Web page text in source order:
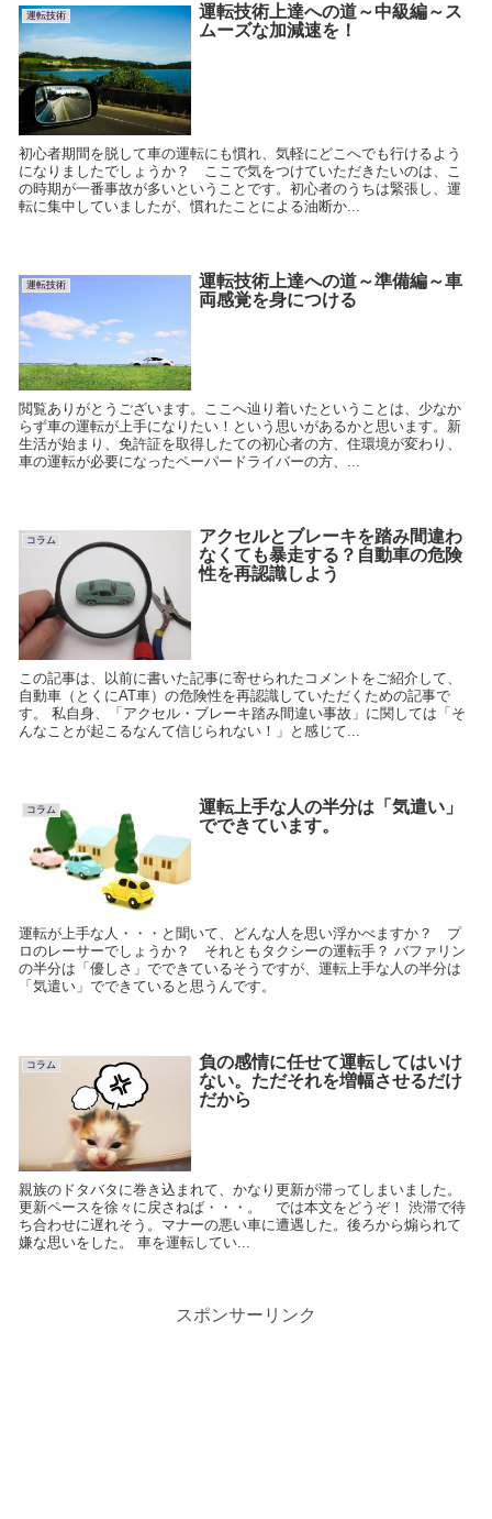
運転技術
運転技術上達への道～中級編～ス
ムーズな加減速を！
初心者期間を脱して車の運転にも慣れ、気軽にどこへでも行けるよう
になりましたでしょうか？ ここで気をつけていただきたいのは、こ
の時期が一番事故が多いということです。初心者のうちは緊張し、運
転に集中していましたが、慣れたことによる油断か...
運転技術
運転技術上達への道～準備編～車
両感覚を身につける
閲覧ありがとうございます。ここへ辿り着いたということは、少なか
らず車の運転が上手になりたい！という思いがあるかと思います。新
生活が始まり、免許証を取得したての初心者の方、住環境が変わり、
車の運転が必要になったペーパードライバーの方、...
コラム
アクセルとブレーキを踏み間違わ
なくても暴走する？自動車の危険
性を再認識しよう
この記事は、以前に書いた記事に寄せられたコメントをご紹介して、
自動車（とくにAT車）の危険性を再認識していただくための記事で
す。 私自身、「アクセル・ブレーキ踏み間違い事故」に関しては「そ
んなことが起こるなんて信じられない！」と感じて...
コラム
運転上手な人の半分は「気遣い」
でできています。
運転が上手な人・・・と聞いて、どんな人を思い浮かべますか？ プ
ロのレーサーでしょうか？ それともタクシーの運転手？ バファリン
の半分は「優しさ」でできているそうですが、運転上手な人の半分は
「気遣い」でできていると思うんです。
コラム
負の感情に任せて運転してはいけ
ない。ただそれを増幅させるだけ
だから
親族のドタバタに巻き込まれて、かなり更新が滞ってしまいました。
更新ペースを徐々に戻さねば・・・。 では本文をどうぞ！ 渋滞で待
ち合わせに遅れそう。マナーの悪い車に遭遇した。後ろから煽られて
嫌な思いをした。 車を運転してい...
スポンサーリンク